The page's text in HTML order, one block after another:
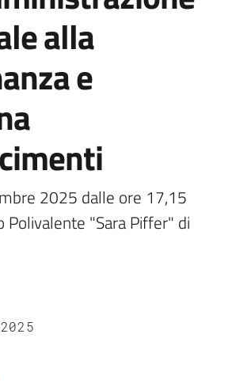
alla
e
2025 dalle ore 17,15
Polivalente "Sara Piffer" di